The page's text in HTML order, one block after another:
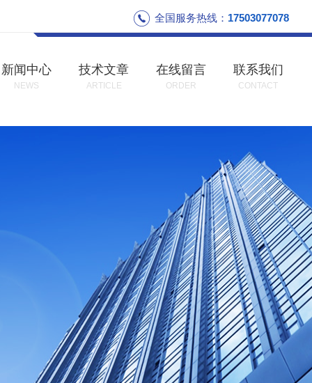
全国服务热线： 17503077078
新闻中心
NEWS
技术文章
ARTICLE
在线留言
ORDER
联系我们
CONTACT